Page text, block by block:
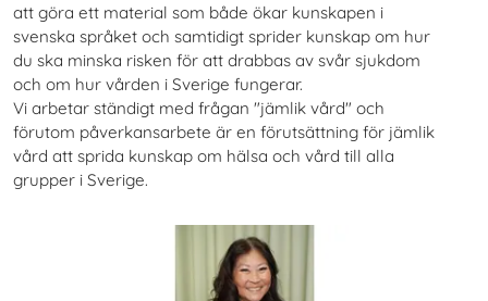
att göra ett material som både ökar kunskapen i
svenska språket och samtidigt sprider kunskap om hur
du ska minska risken för att drabbas av svår sjukdom
och om hur vården i Sverige fungerar.
Vi arbetar ständigt med frågan "jämlik vård" och
förutom påverkansarbete är en förutsättning för jämlik
vård att sprida kunskap om hälsa och vård till alla
grupper i Sverige.